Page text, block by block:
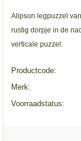
Alipson legpuzzel
rustig dorpje in de
verticale puzzel.
Productcode:
Merk:
Voorraadstatus: